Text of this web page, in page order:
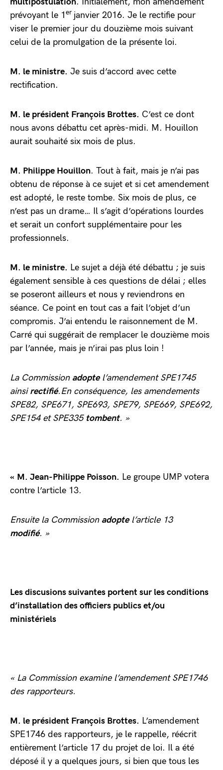
prévoyant le 1 er janvier 2016. Je le rectifie pour
viser le premier jour du douzième mois suivant
celui de la promulgation de la présente loi.
M. le ministre. Je suis d’accord avec cette
rectification.
M. le président François Brottes. C’est ce dont
nous avons débattu cet après-midi. M. Houillon
aurait souhaité six mois de plus.
M. Philippe Houillon. Tout à fait, mais je n’ai pas
obtenu de réponse à ce sujet et si cet amendement
est adopté, le reste tombe. Six mois de plus, ce
n’est pas un drame… Il s’agit d’opérations lourdes
et serait un confort supplémentaire pour les
professionnels.
M. le ministre. Le sujet a déjà été débattu ; je suis
également sensible à ces questions de délai ; elles
se poseront ailleurs et nous y reviendrons en
séance. Ce point en tout cas a fait l’objet d’un
compromis. J’ai entendu le raisonnement de M.
Carré qui suggérait de remplacer le douzième mois
par l’année, mais je n’irai pas plus loin !
La Commission adoptel’amendement SPE1745
ainsirectifié.En conséquence, les amendements
SPE82, SPE671, SPE693, SPE79, SPE669, SPE692,
SPE154 et SPE335 tombent. »
« M. Jean-Philippe Poisson. Le groupe UMP votera
contre l’article 13.
Ensuite la Commission adoptel’article 13
modifié. »
Les discusions suivantes portent sur les conditions
d’installation des officiers publics et/ou
ministériels
« La Commission examine l’amendement SPE1746
des rapporteurs.
M. le président François Brottes. L’amendement
SPE1746 des rapporteurs, je le rappelle, réécrit
entièrement l’article 17 du projet de loi. Il a été
déposé il y a quelques jours, si bien que tous les